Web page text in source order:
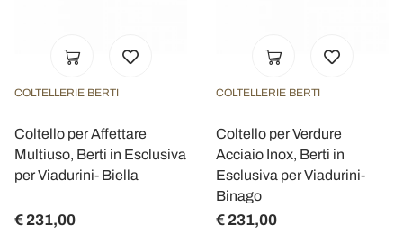
COLTELLERIE BERTI
Coltello per Affettare
Multiuso, Berti in Esclusiva
per Viadurini- Biella
€ 231,00
COLTELLERIE BERTI
Coltello per Verdure
Acciaio Inox, Berti in
Esclusiva per Viadurini-
Binago
€ 231,00